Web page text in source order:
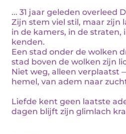
... 31 jaar geleden overleed
Zijn stem viel stil, maar zijn
in de kamers, in de straten,
kenden.
Een stad onder de wolken
stad boven de wolken zijn
Niet weg, alleen verplaatst
hemel, van adem naar
Liefde kent geen laatste
dagen blijft zijn glimlach